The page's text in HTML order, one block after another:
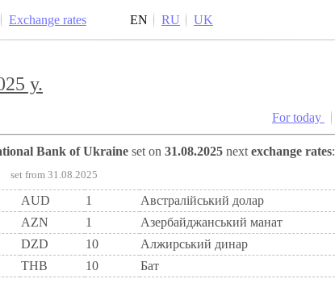
Exchange rates EN RU UK
y.
For today
Bank of Ukraine set on 31.08.2025 next exchange rates:
set from 31.08.2025
AUD 1 Австралійський долар
AZN 1 Азербайджанський манат
DZD 10 Алжирський динар
THB 10 Бат